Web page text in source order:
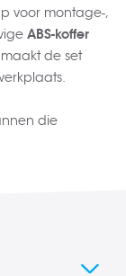
voor montage-,
ABS-koffer
maakt de set
die